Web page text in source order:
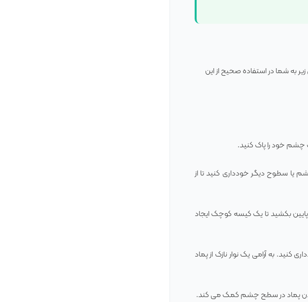
به شما در استفاده صحیح از این
چشم خود را پاک کنید.
یا سطوح دیگر خودداری کنید تا از
بکشید تا یک کیسه کوچک ایجاد
به آرامی یک نوار نازک از پماد